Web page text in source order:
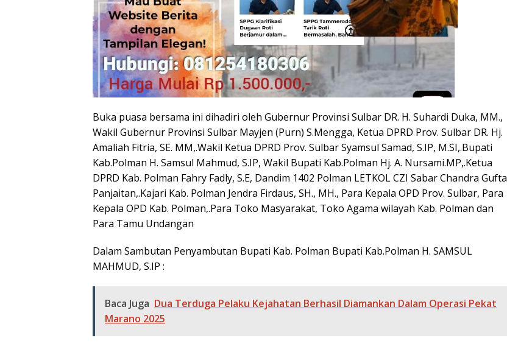
Buka puasa bersama ini dihadiri oleh Gubernur Provinsi Sulbar DR. H. Suhardi Duka, MM.,
Wakil Gubernur Provinsi Sulbar Mayjen (Purn) S.Mengga, Ketua DPRD Prov. Sulbar DR. Hj.
Amaliah Fitria, SE. MM,.Wakil Ketua DPRD Prov. Sulbar Syamsul Samad, S.IP, M.SI,.Bupati
Kab.Polman H. Samsul Mahmud, S.IP, Wakil Bupati Kab.Polman Hj. A. Nursami.MP,.Ketua
DPRD Kab. Polman Fahry Fadly, S.E, Dandim 1402 Polman LETKOL CZI Sabar Chandra Gufta
Panjaitan,.Kajari Kab. Polman Jendra Firdaus, SH., MH., Para Kepala OPD Prov. Sulbar, Para
Kepala OPD Kab. Polman,.Para Toko Masyarakat, Toko Agama wilayah Kab. Polman dan
Para Tamu Undangan
Dalam Sambutan Penyambutan Bupati Kab. Polman Bupati Kab.Polman H. SAMSUL
MAHMUD, S.IP :
Baca Juga Dua Terduga Pelaku Kejahatan Berhasil Diamankan Dalam Operasi Pekat
Marano 2025